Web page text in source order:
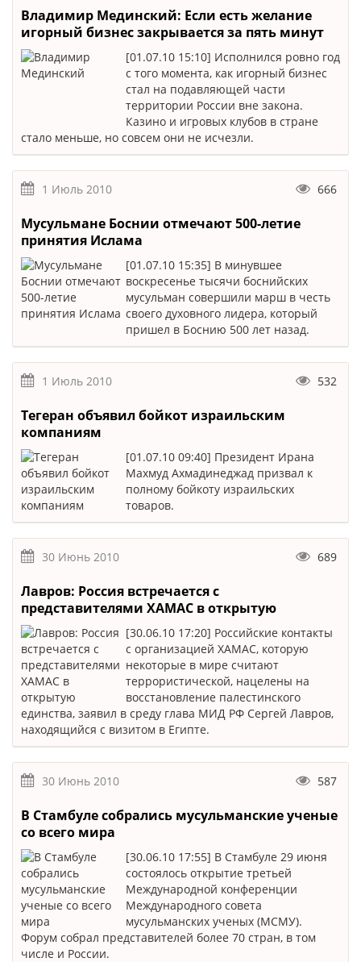
Владимир Мединский: Если есть желание
игорный бизнес закрывается за пять минут
[01.07.10 15:10] Исполнился ровно год
с того момента, как игорный бизнес
стал на подавляющей части
территории России вне закона.
Казино и игровых клубов в стране
стало меньше, но совсем они не исчезли.
1 Июль 2010 666
Мусульмане Боснии отмечают 500-летие
принятия Ислама
[01.07.10 15:35] В минувшее
воскресенье тысячи боснийских
мусульман совершили марш в честь
своего духовного лидера, который
пришел в Боснию 500 лет назад.
1 Июль 2010 532
Тегеран объявил бойкот израильским
компаниям
[01.07.10 09:40] Президент Ирана
Махмуд Ахмадинеджад призвал к
полному бойкоту израильских
товаров.
30 Июнь 2010 689
Лавров: Россия встречается с
представителями ХАМАС в открытую
[30.06.10 17:20] Российские контакты
с организацией ХАМАС, которую
некоторые в мире считают
террористической, нацелены на
восстановление палестинского
единства, заявил в среду глава МИД РФ Сергей Лавров,
находящийся с визитом в Египте.
30 Июнь 2010 587
В Стамбуле собрались мусульманские ученые
со всего мира
[30.06.10 17:55] В Стамбуле 29 июня
состоялось открытие третьей
Международной конференции
Международного совета
мусульманских ученых (МСМУ).
Форум собрал представителей более 70 стран, в том
числе и России.